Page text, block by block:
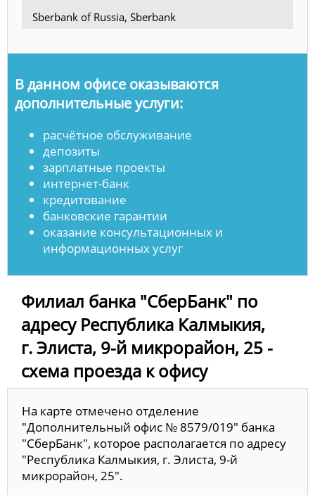
Sberbank of Russia, Sberbank
В данном офисе оказываются
дополнительные услуги:
расчётное обслуживание
депозиты
зарплатные проекты
интернет-банк
кредитование
банковские гарантии
оказание консультационных и
информационных услуг
Филиал банка "СберБанк" по
адресу Республика Калмыкия,
г. Элиста, 9-й микрорайон, 25 -
схема проезда к офису
На карте отмечено отделение
"Дополнительный офис № 8579/019" банка
"СберБанк", которое располагается по адресу
"Республика Калмыкия, г. Элиста, 9-й
микрорайон, 25".